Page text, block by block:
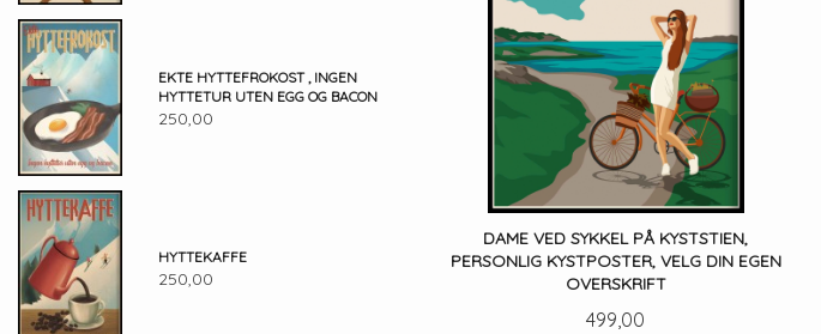
DAME VED SYKKEL PÅ KYSTSTIEN,
PERSONLIG KYSTPOSTER, VELG DIN EGEN
OVERSKRIFT
Pris
499,00
EKTE HYTTEFROKOST , INGEN
HYTTETUR UTEN EGG OG BACON
250,00
HYTTEKAFFE
250,00